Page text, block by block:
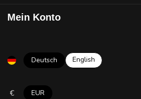
Mein Konto
Deutsch English
€ EUR